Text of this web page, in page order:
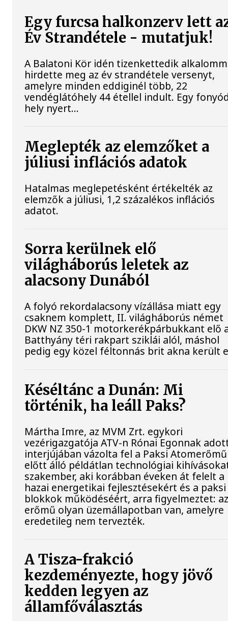
Egy furcsa halkonzerv lett
Év Strandétele - mutatjuk!
A Balatoni Kör idén tizenkettedik
hirdette meg az év strandétele versenyt,
amelyre minden eddiginél több, 22
vendéglátóhely 44 étellel indult. Egy
hely nyert...
Meglepték az elemzőket a
júliusi inflációs adatok
Hatalmas meglepetésként értékelték az
elemzők a júliusi, 1,2 százalékos inflációs
adatot.
Sorra kerülnek elő
világháborús leletek az
alacsony Dunából
A folyó rekordalacsony vízállása miatt egy
csaknem komplett, II. világháborús német
DKW NZ 350-1 motorkerékpárbukkant elő
Batthyány téri rakpart sziklái alól, máshol
pedig egy közel féltonnás brit akna került
Késéltánc a Dunán: Mi
történik, ha leáll Paks?
Mártha Imre, az MVM Zrt. egykori
vezérigazgatója ATV-n Rónai Egonnak
interjújában vázolta fel a Paksi Atomerőmű
előtt álló példátlan technológiai
szakember, aki korábban éveken át felelt a
hazai energetikai fejlesztésekért és a paksi
blokkok működéséért, arra figyelmeztet:
erőmű olyan üzemállapotban van, amelyre
eredetileg nem tervezték.
A Tisza-frakció
kezdeményezte, hogy jövő
kedden legyen az
államfőválasztás